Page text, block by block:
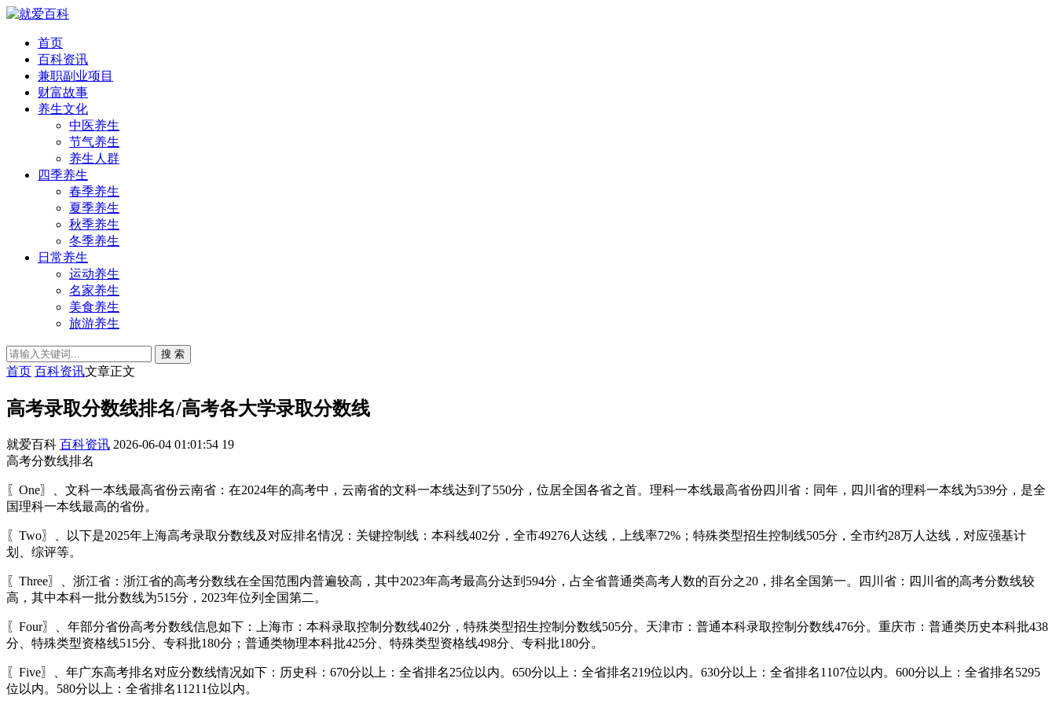
首页
百科资讯
兼职副业项目
财富故事
养生文化
中医养生
节气养生
养生人群
四季养生
春季养生
夏季养生
秋季养生
冬季养生
日常养生
运动养生
名家养生
美食养生
旅游养生
搜 索
首页 百科资讯文章正文
高考录取分数线排名/高考各大学录取分数线
就爱百科 百科资讯 2026-06-04 01:01:54 19
高考分数线排名
〖One〗、文科一本线最高省份云南省：在2024年的高考中，云南省的文科一本线达到了550分，位居全国各省之首。理科一本线最高省份四川省：同年，四川省的理科一本线为539分，是全
国理科一本线最高的省份。
〖Two〗、以下是2025年上海高考录取分数线及对应排名情况：关键控制线：本科线402分，全市49276人达线，上线率72%；特殊类型招生控制线505分，全市约28万人达线，对应强基计
划、综评等。
〖Three〗、浙江省：浙江省的高考分数线在全国范围内普遍较高，其中2023年高考最高分达到594分，占全省普通类高考人数的百分之20，排名全国第一。四川省：四川省的高考分数线较
高，其中本科一批分数线为515分，2023年位列全国第二。
〖Four〗、年部分省份高考分数线信息如下：上海市：本科录取控制分数线402分，特殊类型招生控制分数线505分。天津市：普通本科录取控制分数线476分。重庆市：普通类历史本科批438
分、特殊类型资格线515分、专科批180分；普通类物理本科批425分、特殊类型资格线498分、专科批180分。
〖Five〗、年广东高考排名对应分数线情况如下：历史科：670分以上：全省排名25位以内。650分以上：全省排名219位以内。630分以上：全省排名1107位以内。600分以上：全省排名5295
位以内。580分以上：全省排名11211位以内。